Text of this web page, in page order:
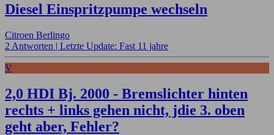
Diesel Einspritzpumpe wechseln
Citroen Berlingo
2 Antworten | Letzte Update: Fast 11 jahre
V
2,0 HDI Bj. 2000 - Bremslichter hinten
rechts + links gehen nicht, jdie 3. oben
geht aber, Fehler?